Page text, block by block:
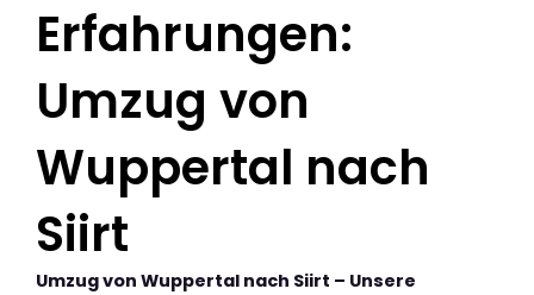
Erfahrungen:
Umzug von
Wuppertal nach
Siirt
Umzug von Wuppertal nach Siirt – Unsere